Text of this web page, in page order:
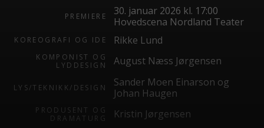
PREMIERE
30. januar 2026 kl. 17:00
Hovedscena Nordland Teater
KOREOGRAFI OG IDE Rikke Lund
KOMPONIST OG
LYDDESIGN
August Næss Jørgensen
LYS/TEKNIKK/DESIGN
Sander Moen Einarson og
Johan Haugen
PRODUSENT OG
DRAMATURG
Kristin Jørgensen